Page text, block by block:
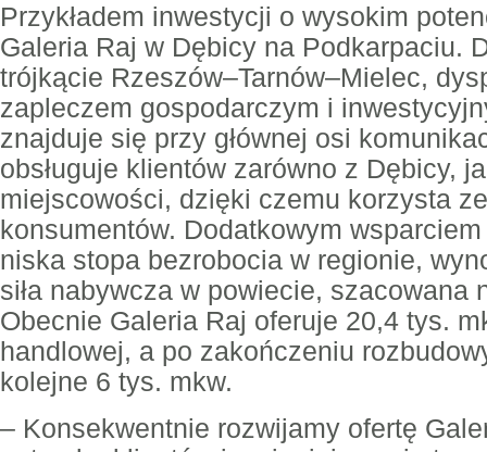
Przykładem inwestycji o wysokim
Galeria Raj w Dębicy na Podkarpaciu.
trójkącie Rzeszów–Tarnów–Mielec,
zapleczem gospodarczym i
znajduje się przy głównej osi
obsługuje klientów zarówno z Dębicy,
miejscowości, dzięki czemu korzysta
konsumentów. Dodatkowym
niska stopa bezrobocia w regionie,
siła nabywcza w powiecie, szacowana
Obecnie Galeria Raj oferuje 20,4 tys.
handlowej, a po zakończeniu
kolejne 6 tys. mkw.
– Konsekwentnie rozwijamy ofertę